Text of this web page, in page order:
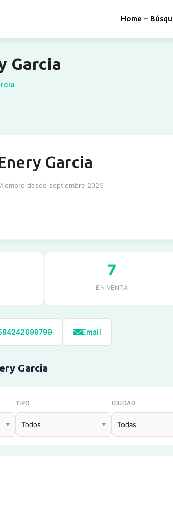
Home –
Garcia
Garcia
desde septiembre 2025
7
EN VENTA
Email
Garcia
TIPO CIUDAD